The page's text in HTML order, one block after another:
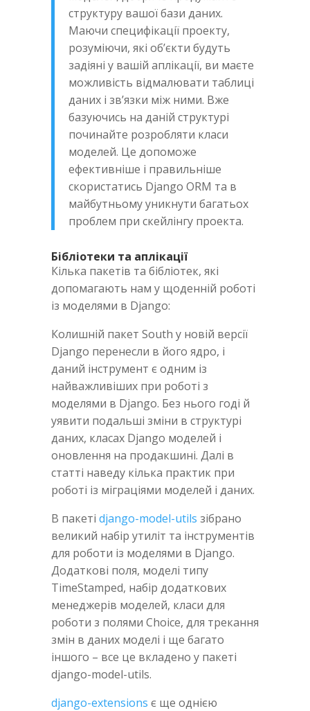
структуру вашої бази даних.
Маючи специфікації проекту,
розуміючи, які об’єкти будуть
задіяні у вашій аплікації, ви маєте
можливість відмалювати таблиці
даних і зв’язки між ними. Вже
базуючись на даній структурі
починайте розробляти класи
моделей. Це допоможе
ефективніше і правильніше
скористатись Django ORM та в
майбутньому уникнути багатьох
проблем при скейлінгу проекта.
Бібліотеки та аплікації
Кілька пакетів та бібліотек, які
допомагають нам у щоденній роботі
із моделями в Django:
Колишній пакет South у новій версії
Django перенесли в його ядро, і
даний інструмент є одним із
найважливіших при роботі з
моделями в Django. Без нього годі й
уявити подальші зміни в структурі
даних, класах Django моделей і
оновлення на продакшині. Далі в
статті наведу кілька практик при
роботі із міграціями моделей і даних.
В пакеті django-model-utils зібрано
великий набір утиліт та інструментів
для роботи із моделями в Django.
Додаткові поля, моделі типу
TimeStamped, набір додаткових
менеджерів моделей, класи для
роботи з полями Choice, для трекання
змін в даних моделі і ще багато
іншого – все це вкладено у пакеті
django-model-utils.
django-extensions є ще однією